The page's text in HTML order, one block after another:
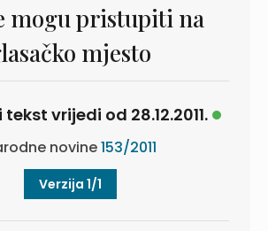
mogu pristupiti na
mjesto
vrijedi od 28.12.2011.
novine153/2011
Verzija 1/1